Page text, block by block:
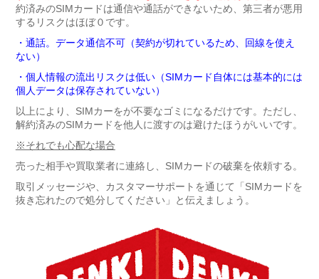
約済みのSIMカードは通信や通話ができないため、第三者が悪用
するリスクはほぼ０です。
・通話。データ通信不可（契約が切れているため、回線を使え
ない）
・個人情報の流出リスクは低い（SIMカード自体には基本的には
個人データは保存されていない）
以上により、SIMカーをが不要なゴミになるだけです。ただし、
解約済みのSIMカードを他人に渡すのは避けたほうがいいです。
※それでも心配な場合
売った相手や買取業者に連絡し、SIMカードの破棄を依頼する。
取引メッセージや、カスタマーサポートを通じて「SIMカードを
抜き忘れたので処分してください」と伝えましょう。